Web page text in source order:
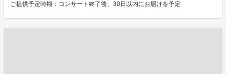
ご提供予定時期：コンサート終了後、30日以内にお届けを予定